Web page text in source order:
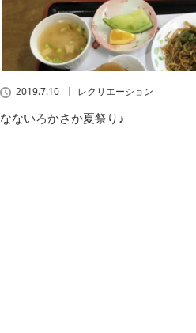
2019.7.10 レクリエーション
なないろかさか夏祭り♪